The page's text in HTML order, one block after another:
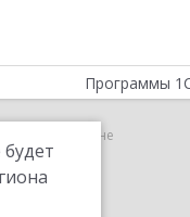
Программы
mag1c в Губкине